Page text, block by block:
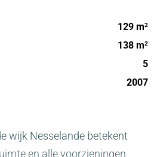
129 m2
138 m2
5
2007
wijk Nesselande betekent
en alle voorzieningen